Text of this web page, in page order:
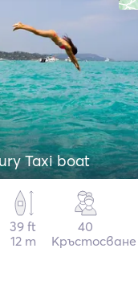
Taxi boat
39 ft
12 m
40
Кръстосване